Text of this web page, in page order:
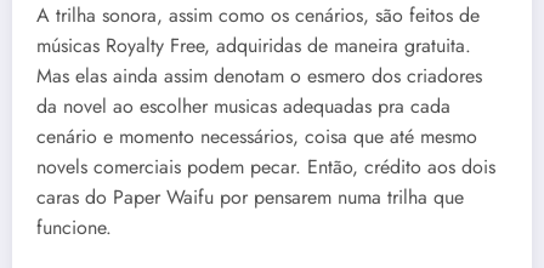
A trilha sonora, assim como os cenários, são feitos de
músicas Royalty Free, adquiridas de maneira gratuita.
Mas elas ainda assim denotam o esmero dos criadores
da novel ao escolher musicas adequadas pra cada
cenário e momento necessários, coisa que até mesmo
novels comerciais podem pecar. Então, crédito aos dois
caras do Paper Waifu por pensarem numa trilha que
funcione.